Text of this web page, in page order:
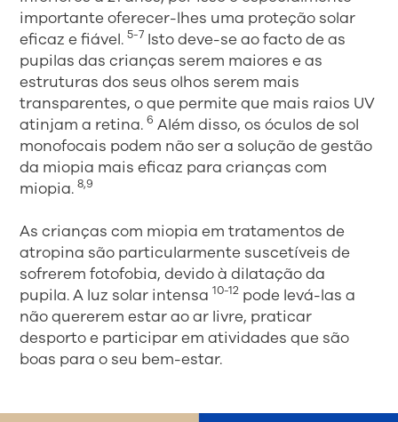
importante oferecer-lhes uma proteção solar
eficaz e fiável.5-7 Isto deve-se ao facto de as
pupilas das crianças serem maiores e as
estruturas dos seus olhos serem mais
transparentes, o que permite que mais raios UV
atinjam a retina.6 Além disso, os óculos de sol
monofocais podem não ser a solução de gestão
da miopia mais eficaz para crianças com
miopia.8,9
As crianças com miopia em tratamentos de
atropina são particularmente suscetíveis de
sofrerem fotofobia, devido à dilatação da
pupila. A luz solar intensa10-12 pode levá-las a
não quererem estar ao ar livre, praticar
desporto e participar em atividades que são
boas para o seu bem-estar.